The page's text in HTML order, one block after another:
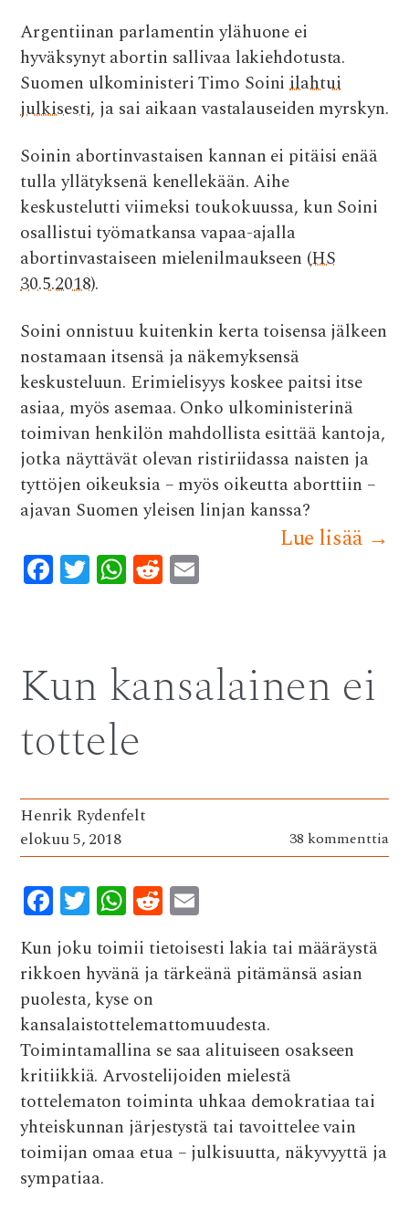
ac
e
b
o
o
k
it
te
r
at
s
A
p
d
di
t
m
ai
l
Argentiinan parlamentin ylähuone ei
hyväksynyt abortin sallivaa lakiehdotusta.
Suomen ulkoministeri Timo Soiniilahtui
julkisesti, ja sai aikaan vastalauseiden myrskyn.
Soinin abortinvastaisen kannan ei pitäisi enää
tulla yllätyksenä kenellekään. Aihe
keskustelutti viimeksi toukokuussa, kun Soini
osallistui työmatkansa vapaa-ajalla
abortinvastaiseen mielenilmaukseen (HS
30.5.2018).
Soini onnistuu kuitenkin kerta toisensa jälkeen
nostamaan itsensä ja näkemyksensä
keskusteluun. Erimielisyys koskee paitsi itse
asiaa, myös asemaa. Onko ulkoministerinä
toimivan henkilön mahdollista esittää kantoja,
jotka näyttävät olevan ristiriidassa naisten ja
tyttöjen oikeuksia – myös oikeutta aborttiin –
ajavan Suomen yleisen linjan kanssa?
Lue lisää →
F
ac
o
o
k
T
w
te
r
W
h
A
p
p
R
e
t
Kun kansalainen ei
tottele
Henrik Rydenfelt
elokuu 5, 2018
38 kommenttia
F
ac
e
b
o
o
k
T
w
it
te
r
W
h
at
s
A
p
p
R
e
d
di
t
m
ai
l
Kun joku toimii tietoisesti lakia tai määräystä
rikkoen hyvänä ja tärkeänä pitämänsä asian
puolesta, kyse on
kansalaistottelemattomuudesta.
Toimintamallina se saa alituiseen osakseen
kritiikkiä.Arvostelijoiden mielestä
tottelematon toiminta uhkaa demokratiaa tai
yhteiskunnan järjestystä tai tavoittelee vain
toimijan omaa etua – julkisuutta, näkyvyyttä ja
sympatiaa.